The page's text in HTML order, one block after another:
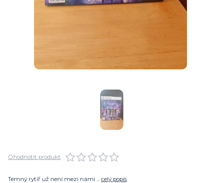
Ohodnotit produkt
Temný rytíř už není mezi námi ... celý popis